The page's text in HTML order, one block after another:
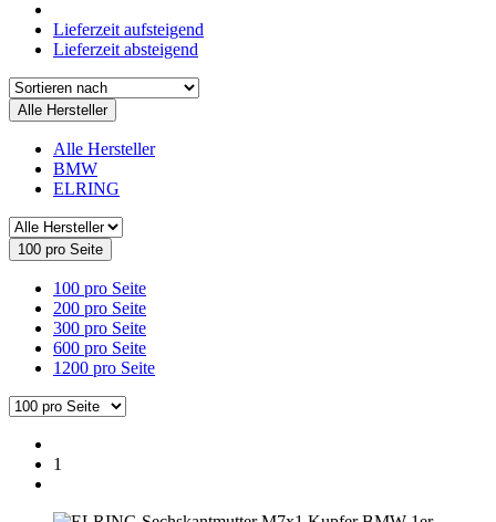
Lieferzeit aufsteigend
Lieferzeit absteigend
Alle Hersteller
Alle Hersteller
BMW
ELRING
100 pro Seite
100 pro Seite
200 pro Seite
300 pro Seite
600 pro Seite
1200 pro Seite
1